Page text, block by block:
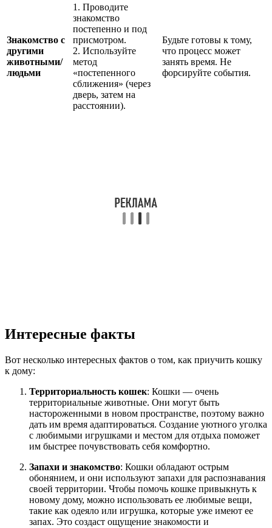
Знакомство с
другими
животными/
людьми
1. Проводите
знакомство
постепенно и под
присмотром.
2. Используйте
метод
«постепенного
сближения» (через
дверь, затем на
расстоянии).
Будьте готовы к тому,
что процесс может
занять время. Не
форсируйте события.
Интересные факты
Вот несколько интересных фактов о том, как приучить кошку
к дому:
Территориальность кошек: Кошки — очень
территориальные животные. Они могут быть
настороженными в новом пространстве, поэтому важно
дать им время адаптироваться. Создание уютного уголка
с любимыми игрушками и местом для отдыха поможет
им быстрее почувствовать себя комфортно.
Запахи и знакомство: Кошки обладают острым
обонянием, и они используют запахи для распознавания
своей территории. Чтобы помочь кошке привыкнуть к
новому дому, можно использовать ее любимые вещи,
такие как одеяло или игрушка, которые уже имеют ее
запах. Это создаст ощущение знакомости и